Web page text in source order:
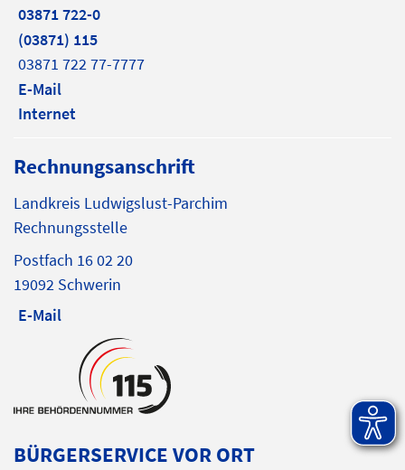
03871 722-0
(03871) 115
03871 722 77-7777
E-Mail
Internet
Rechnungsanschrift
Landkreis Ludwigslust-Parchim
Rechnungsstelle
Postfach 16 02 20
19092 Schwerin
E-Mail
BÜRGERSERVICE VOR ORT